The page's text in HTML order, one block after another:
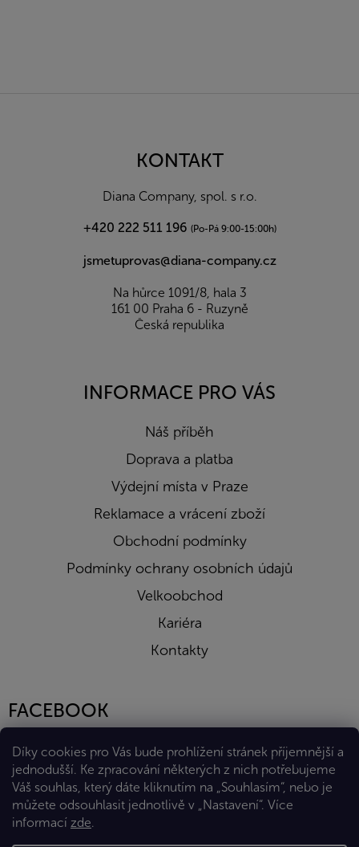
Díky cookies pro Vás bude prohlížení stránek příjemnější a
jednodušší. Ke zpracování některých z nich potřebujeme
Váš souhlas, který dáte kliknutím na „Souhlasím“, nebo je
můžete odsouhlasit jednotlivě v „Nastavení“. Více
informací zde.
KONTAKT
Diana Company, spol. s r.o.
+420 222 511 196 (Po-Pá 9:00-15:00h)
jsmetuprovas@diana-company.cz
Na hůrce 1091/8, hala 3
161 00 Praha 6 - Ruzyně
Česká republika
INFORMACE PRO VÁS
Náš příběh
Doprava a platba
Výdejní místa v Praze
Reklamace a vrácení zboží
Obchodní podmínky
Podmínky ochrany osobních údajů
Velkoobchod
Kariéra
Kontakty
FACEBOOK